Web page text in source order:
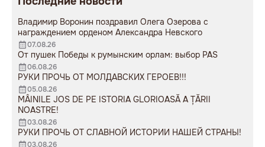
Владимир Воронин поздравил Олега Озерова с
награждением орденом Александра Невского
07.08.26
От пушек Победы к румынским орлам: выбор PAS
06.08.26
РУКИ ПРОЧЬ ОТ МОЛДАВСКИХ ГЕРОЕВ!!!
05.08.26
MÂINILE JOS DE PE ISTORIA GLORIOASĂ A ȚĂRII
NOASTRE!
03.08.26
РУКИ ПРОЧЬ ОТ СЛАВНОЙ ИСТОРИИ НАШЕЙ СТРАНЫ!
03.08.26